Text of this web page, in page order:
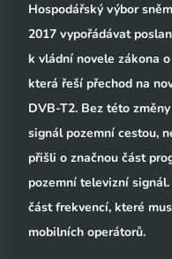
Hospodářský výbor
2017 vypořádávat
k vládní novele zákona
která řeší přechod na
DVB-T2. Bez této
signál pozemní cestou,
přišli o značnou část
pozemní televizní
část frekvencí, které
mobilních operátorů.